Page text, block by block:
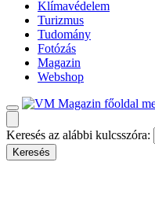
Klímavédelem
Turizmus
Tudomány
Fotózás
Magazin
Webshop
Keresés az alábbi kulcsszóra: